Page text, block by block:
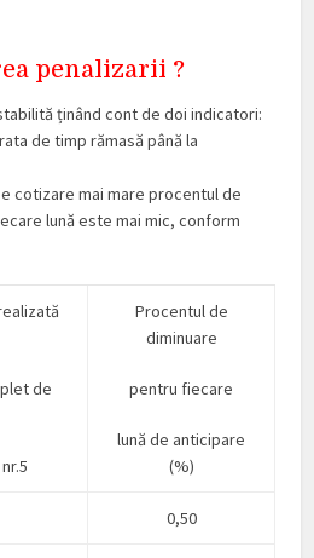
penalizarii ?
ținând cont de doi indicatori:
de timp rămasă până la
cotizare mai mare procentul de
lună este mai mic, conform
de
Procentul de
diminuare
pentru fiecare
lună de anticipare
(%)
0,50